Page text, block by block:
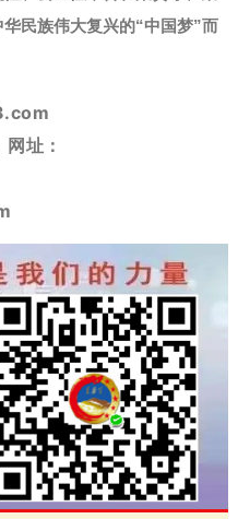
民族伟大复兴的“中国梦”而
址：